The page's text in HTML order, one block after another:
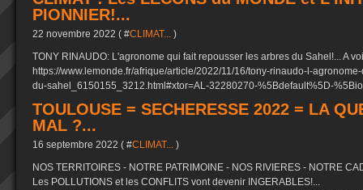
PIONNIER!...
22 novembre 2022 ( #CLIMAT... )
TONY RINAUDO: L'agronome qui fait repousser les arbres du Sahel!... A
https://www.lemonde.fr/afrique/article/2022/11/16/tony-rinaudo-l-
du-sahel_6150155_3212.html#xtor=AL-32280270-%5Bdefault%5D-
TOULOUSE = SECHERESSE 2022 = LA
MAL ?...
16 septembre 2022 ( #CLIMAT... )
NOS TERRITOIRES - NOTRE PATRIMOINE - NOS RIVIERES - NOTRE
Les POLLUTIONS et les CONFLITS vont devenir INGERABLES!...